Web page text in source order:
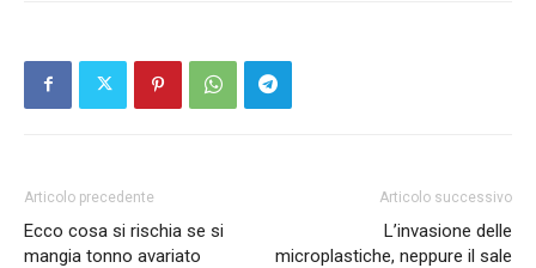
Articolo precedente
Ecco cosa si rischia se si
mangia tonno avariato
Articolo successivo
L’invasione delle
microplastiche, neppure il sale